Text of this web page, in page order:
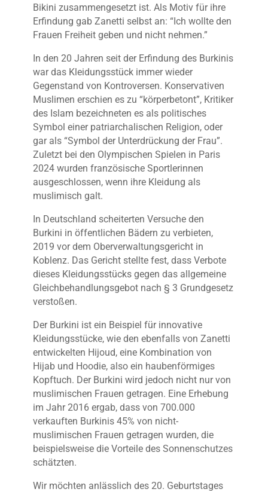
Bikini zusammengesetzt ist. Als Motiv für ihre
Erfindung gab Zanetti selbst an: “Ich wollte den
Frauen Freiheit geben und nicht nehmen.”
In den 20 Jahren seit der Erfindung des Burkinis
war das Kleidungsstück immer wieder
Gegenstand von Kontroversen. Konservativen
Muslimen erschien es zu “körperbetont”, Kritiker
des Islam bezeichneten es als politisches
Symbol einer patriarchalischen Religion, oder
gar als “Symbol der Unterdrückung der Frau”.
Zuletzt bei den Olympischen Spielen in Paris
2024 wurden französische Sportlerinnen
ausgeschlossen, wenn ihre Kleidung als
muslimisch galt.
In Deutschland scheiterten Versuche den
Burkini in öffentlichen Bädern zu verbieten,
2019 vor dem Oberverwaltungsgericht in
Koblenz. Das Gericht stellte fest, dass Verbote
dieses Kleidungsstücks gegen das allgemeine
Gleichbehandlungsgebot nach § 3 Grundgesetz
verstoßen.
Der Burkini ist ein Beispiel für innovative
Kleidungsstücke, wie den ebenfalls von Zanetti
entwickelten Hijoud, eine Kombination von
Hijab und Hoodie, also ein haubenförmiges
Kopftuch. Der Burkini wird jedoch nicht nur von
muslimischen Frauen getragen. Eine Erhebung
im Jahr 2016 ergab, dass von 700.000
verkauften Burkinis 45% von nicht-
muslimischen Frauen getragen wurden, die
beispielsweise die Vorteile des Sonnenschutzes
schätzten.
Wir möchten anlässlich des 20. Geburtstages